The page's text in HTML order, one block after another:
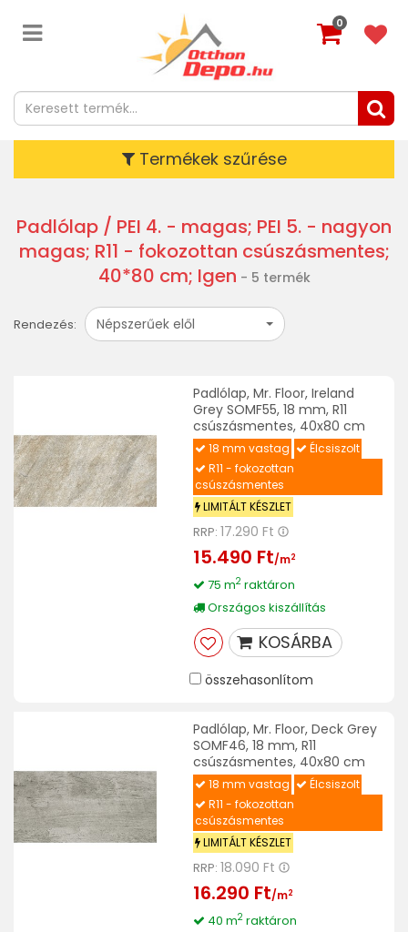
0
Termékek szűrése
Padlólap / PEI 4. - magas; PEI 5. - nagyon
magas; R11 - fokozottan csúszásmentes;
40*80 cm; Igen - 5 termék
Rendezés: Népszerűek elől
Padlólap, Mr. Floor, Ireland
Grey SOMF55, 18 mm, R11
csúszásmentes, 40x80 cm
18 mm vastag
Élcsiszolt
R11 - fokozottan
csúszásmentes
LIMITÁLT KÉSZLET
RRP: 17.290 Ft
15.490 Ft/m2
75 m2raktáron
Országos kiszállítás
KOSÁRBA
összehasonlítom
Padlólap, Mr. Floor, Deck Grey
SOMF46, 18 mm, R11
csúszásmentes, 40x80 cm
18 mm vastag
Élcsiszolt
R11 - fokozottan
csúszásmentes
LIMITÁLT KÉSZLET
RRP: 18.090 Ft
16.290 Ft/m2
40 m2raktáron